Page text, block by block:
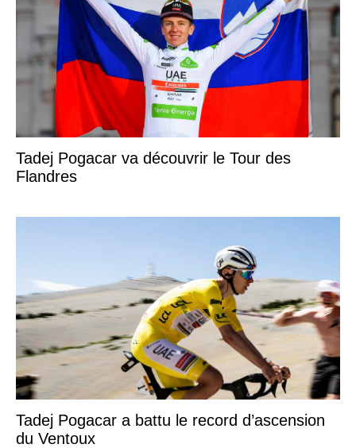
Tadej Pogacar va découvrir le Tour des
Flandres
Tadej Pogacar a battu le record d’ascension
du Ventoux